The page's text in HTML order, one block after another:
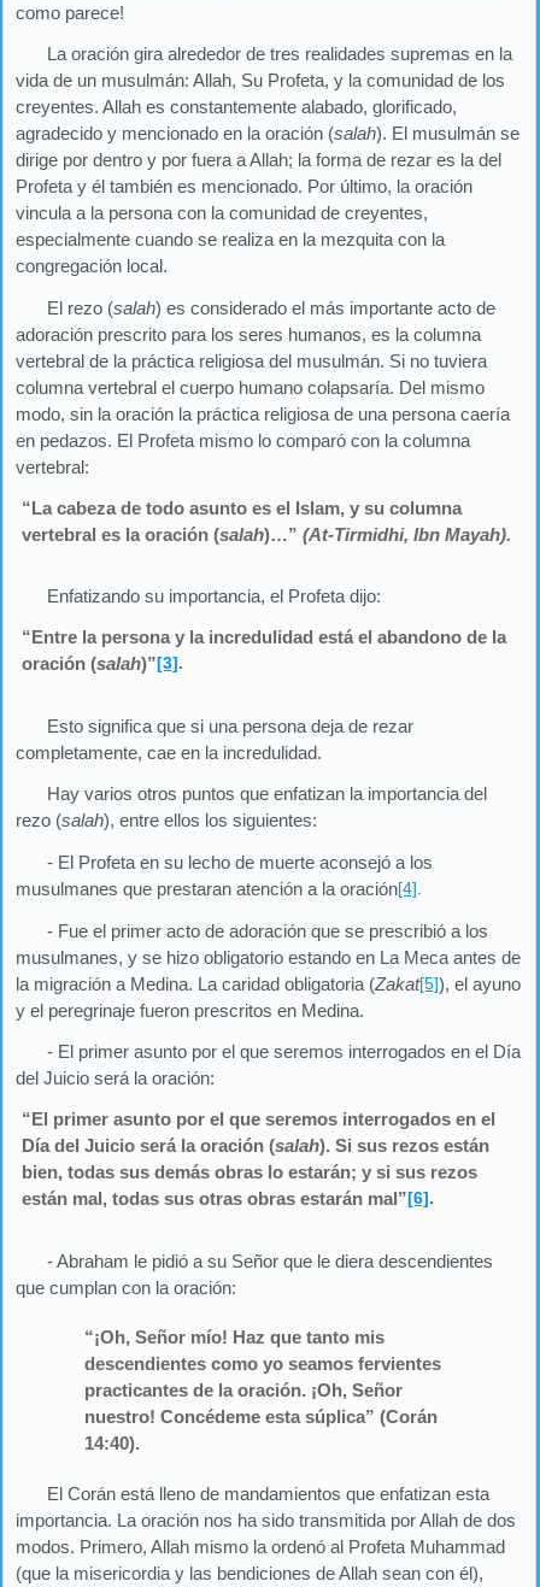
como parece!
La oración gira alrededor de tres realidades supremas en la
vida de un musulmán: Allah, Su Profeta, y la comunidad de los
creyentes. Allah es constantemente alabado, glorificado,
agradecido y mencionado en la oración (salah). El musulmán se
dirige por dentro y por fuera a Allah; la forma de rezar es la del
Profeta y él también es mencionado. Por último, la oración
vincula a la persona con la comunidad de creyentes,
especialmente cuando se realiza en la mezquita con la
congregación local.
El rezo (salah) es considerado el más importante acto de
adoración prescrito para los seres humanos, es la columna
vertebral de la práctica religiosa del musulmán. Si no tuviera
columna vertebral el cuerpo humano colapsaría. Del mismo
modo, sin la oración la práctica religiosa de una persona caería
en pedazos. El Profeta mismo lo comparó con la columna
vertebral:
“La cabeza de todo asunto es el Islam, y su columna
vertebral es la oración (salah)…” (At-Tirmidhi, Ibn Mayah).
Enfatizando su importancia, el Profeta dijo:
“Entre la persona y la incredulidad está el abandono de la
oración (salah)”[3].
Esto significa que si una persona deja de rezar
completamente, cae en la incredulidad.
Hay varios otros puntos que enfatizan la importancia del
rezo (salah), entre ellos los siguientes:
- El Profeta en su lecho de muerte aconsejó a los
musulmanes que prestaran atención a la oración[4]
- Fue el primer acto de adoración que se prescribió a los
musulmanes, y se hizo obligatorio estando en La Meca antes de
la migración a Medina. La caridad obligatoria (Zakat[5]), el ayuno
y el peregrinaje fueron prescritos en Medina.
- El primer asunto por el que seremos interrogados en el Día
del Juicio será la oración:
“El primer asunto por el que seremos interrogados en el
Día del Juicio será la oración (salah). Si sus rezos están
bien, todas sus demás obras lo estarán; y si sus rezos
están mal, todas sus otras obras estarán mal”[6].
- Abraham le pidió a su Señor que le diera descendientes
que cumplan con la oración:
“¡Oh, Señor mío! Haz que tanto mis
descendientes como yo seamos fervientes
practicantes de la oración. ¡Oh, Señor
nuestro! Concédeme esta súplica” (Corán
14:40).
El Corán está lleno de mandamientos que enfatizan esta
importancia. La oración nos ha sido transmitida por Allah de dos
modos. Primero, Allah mismo la ordenó al Profeta Muhammad
(que la misericordia y las bendiciones de Allah sean con él),